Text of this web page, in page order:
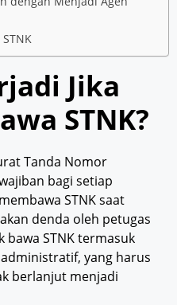
Jika
STNK?
Tanda Nomor
bagi setiap
STNK saat
denda oleh petugas
bawa STNK termasuk
yang harus
berlanjut menjadi